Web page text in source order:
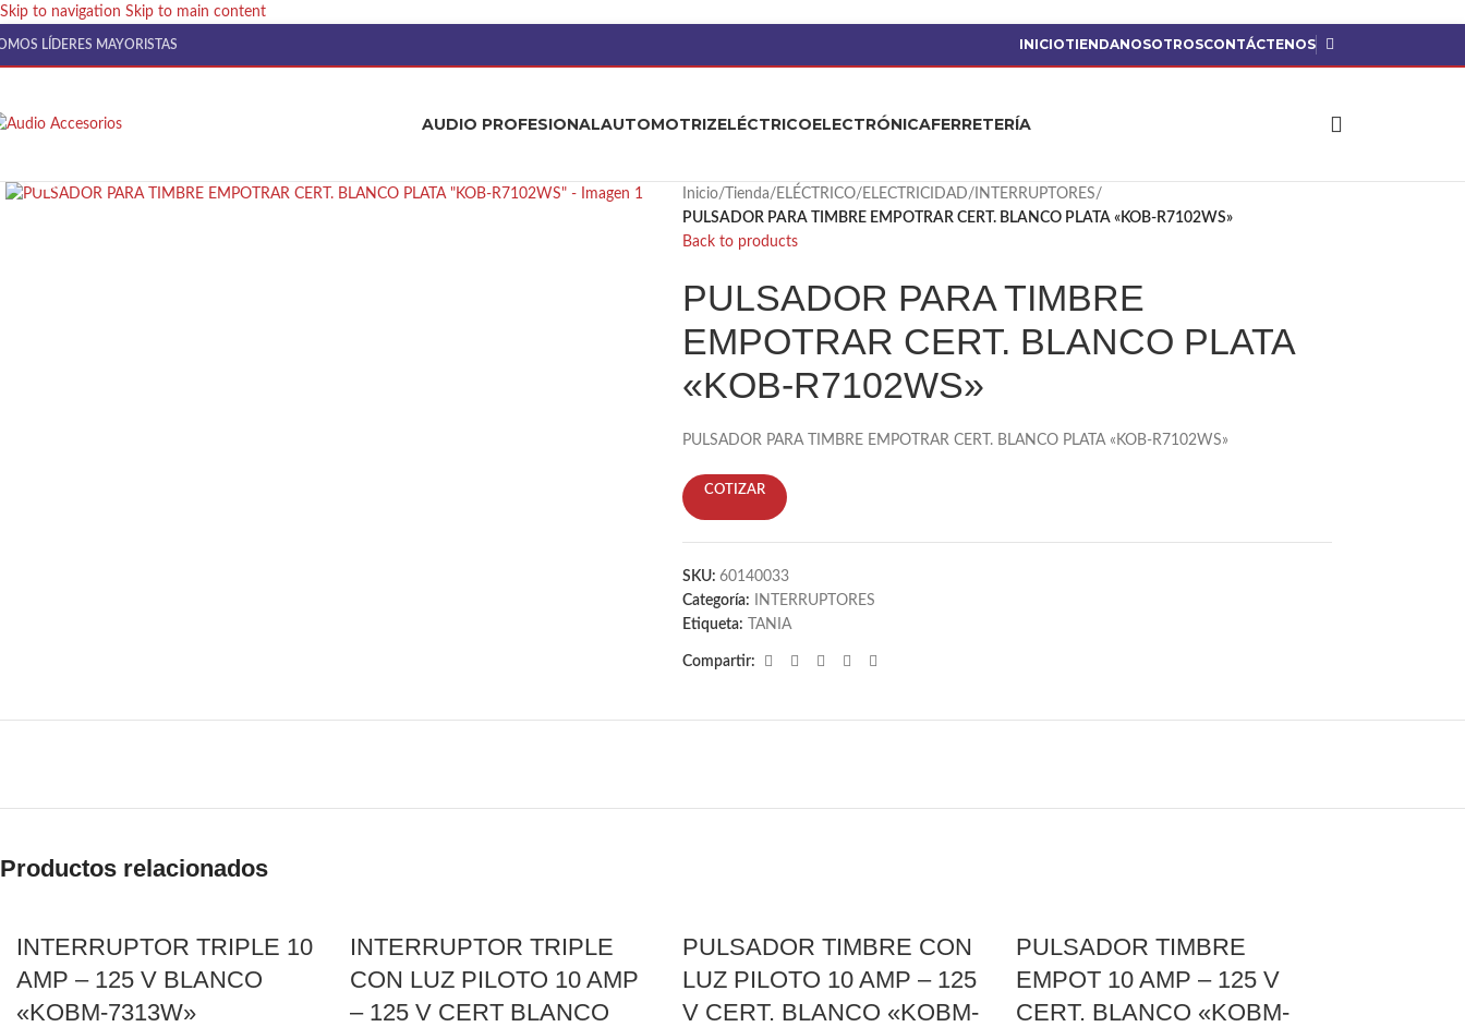
Skip to navigation Skip to main content
LÍDERES MAYORISTAS INICIOTIENDANOSOTROSCONTÁCTENOS
AUDIO PROFESIONALAUTOMOTRIZELÉCTRICOELECTRÓNICAFERRETERÍA
Inicio/ Tienda/ ELÉCTRICO/ ELECTRICIDAD/ INTERRUPTORES/
PULSADOR PARA TIMBRE EMPOTRAR CERT. BLANCO PLATA «KOB-R7102WS»
Back to products
PULSADOR PARA TIMBRE
EMPOTRAR CERT. BLANCO PLATA
«KOB-R7102WS»
PULSADOR PARA TIMBRE EMPOTRAR CERT. BLANCO PLATA «KOB-R7102WS»
COTIZAR
SKU: 60140033
Categoría:
INTERRUPTORES
Etiqueta:
TANIA
Compartir:
Productos relacionados
INTERRUPTOR TRIPLE 10
AMP – 125 V BLANCO
«KOBM-7313W»
INTERRUPTOR TRIPLE
CON LUZ PILOTO 10 AMP
– 125 V CERT BLANCO
PULSADOR TIMBRE CON
LUZ PILOTO 10 AMP – 125
V CERT. BLANCO «KOBM-
PULSADOR TIMBRE
EMPOT 10 AMP – 125 V
CERT. BLANCO «KOBM-